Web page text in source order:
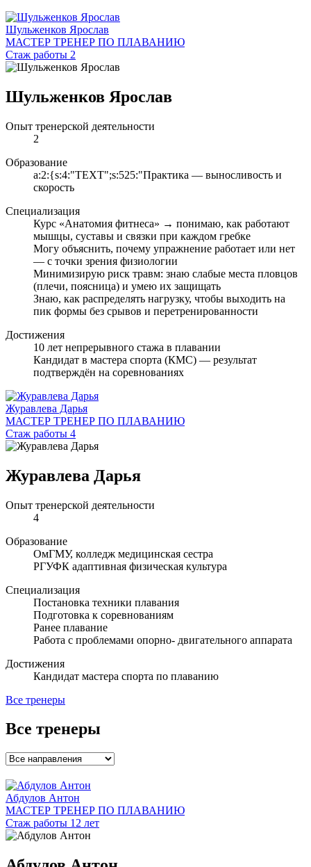
Шульженков Ярослав
МАСТЕР ТРЕНЕР ПО ПЛАВАНИЮ
Стаж работы 2
Шульженков Ярослав
Опыт тренерской деятельности
2
Образование
a:2:{s:4:"TEXT";s:525:"Практика — выносливость и
скорость
Специализация
Курс «Анатомия фитнеса» → понимаю, как работают
мышцы, суставы и связки при каждом гребке
Могу объяснить, почему упражнение работает или нет
— с точки зрения физиологии
Минимизирую риск травм: знаю слабые места пловцов
(плечи, поясница) и умею их защищать
Знаю, как распределять нагрузку, чтобы выходить на
пик формы без срывов и перетренированности
Достижения
10 лет непрерывного стажа в плавании
Кандидат в мастера спорта (КМС) — результат
подтверждён на соревнованиях
Журавлева Дарья
МАСТЕР ТРЕНЕР ПО ПЛАВАНИЮ
Стаж работы 4
Журавлева Дарья
Опыт тренерской деятельности
4
Образование
ОмГМУ, колледж медицинская сестра
РГУФК адаптивная физическая культура
Специализация
Постановка техники плавания
Подготовка к соревнованиям
Ранее плавание
Работа с проблемами опорно- двигательного аппарата
Достижения
Кандидат мастера спорта по плаванию
Все тренеры
Все тренеры
Абдулов Антон
МАСТЕР ТРЕНЕР ПО ПЛАВАНИЮ
Стаж работы 12 лет